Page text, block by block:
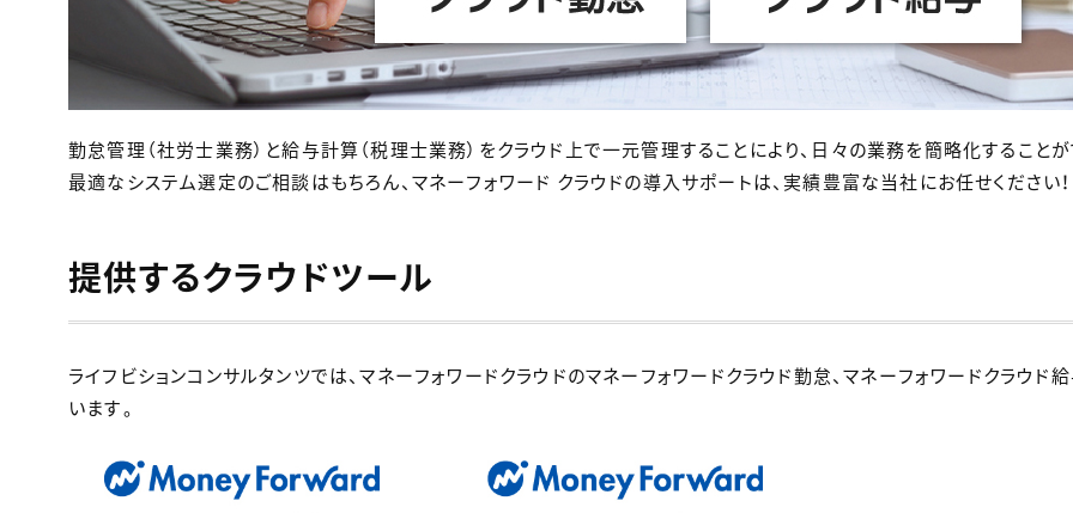
勤怠管理（社労士業務）と給与計算（税理士業務）をクラウド上で一元管理することにより、日々の業務を簡略化することが
最適なシステム選定のご相談はもちろん、マネーフォワード クラウドの導入サポートは、実績豊富な当社にお任せください！
提供するクラウドツール
ライフビションコンサルタンツでは、マネーフォワードクラウドのマネーフォワードクラウド勤怠、マネーフォワードクラウド
います。